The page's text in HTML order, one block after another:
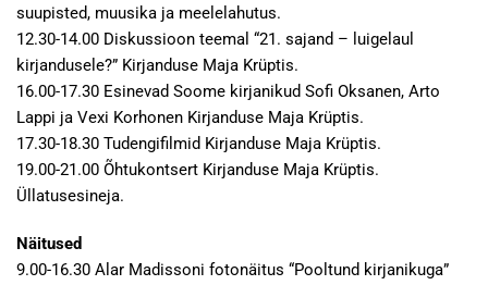
suupisted, muusika ja meelelahutus.
12.30-14.00 Diskussioon teemal “21. sajand – luigelaul
kirjandusele?” Kirjanduse Maja Krüptis.
16.00-17.30 Esinevad Soome kirjanikud Sofi Oksanen, Arto
Lappi ja Vexi Korhonen Kirjanduse Maja Krüptis.
17.30-18.30 Tudengifilmid Kirjanduse Maja Krüptis.
19.00-21.00 Õhtukontsert Kirjanduse Maja Krüptis.
Üllatusesineja.
Näitused
9.00-16.30 Alar Madissoni fotonäitus “Pooltund kirjanikuga”